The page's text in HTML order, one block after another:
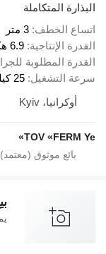
البذارة المتكاملة
اتساع الخطف 3 متر
القدرة الإنتاجية 6.9 هكتار / ساعة
القدرة المطلوبة
سرعة التشغيل 25 كيلومتر / ساعة
أوكرانيا، Kyiv
TOV «FERM Ye»